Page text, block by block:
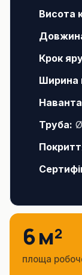
Висота
Крок
Ширина
Труба:
6 м²
площа